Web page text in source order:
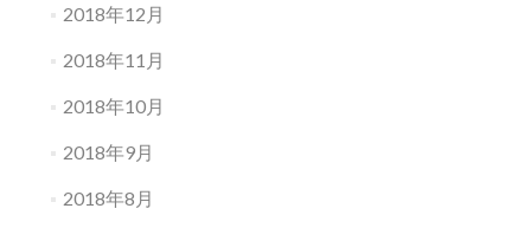
2018年12月
2018年11月
2018年10月
2018年9月
2018年8月